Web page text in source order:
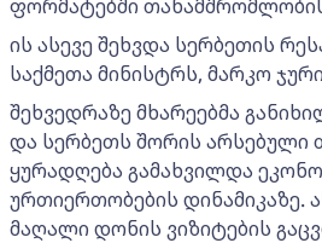
ფორმატებში
ის ასევე შეხვდა სერბეთის
საქმეთა მინისტრს, მარკო
შეხვედრაზე მხარეებმა
და სერბეთს შორის არსებული
ყურადღება გამახვილდა
ურთიერთობების დინამიკაზე.
მაღალი დონის ვიზიტების